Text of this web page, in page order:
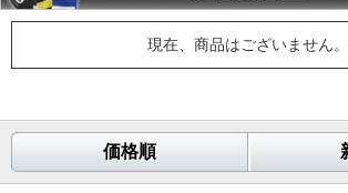
現在、商品はございません。
価格順